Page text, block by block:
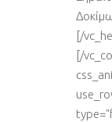
[/
[/